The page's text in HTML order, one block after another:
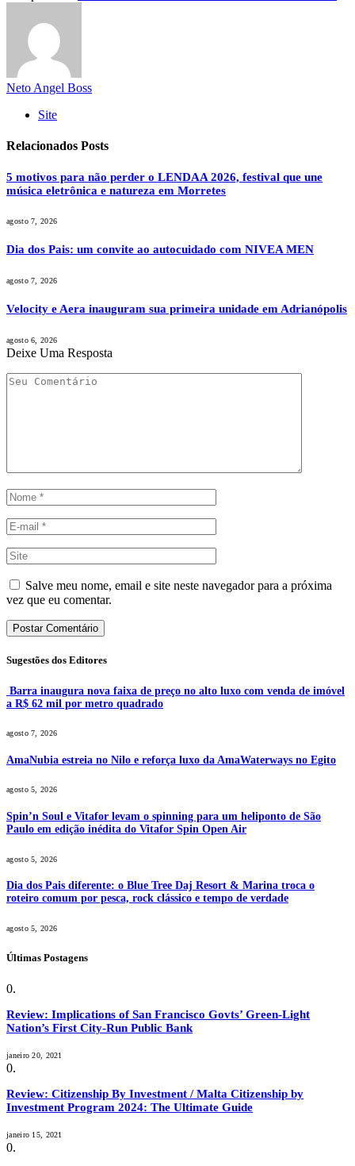
Neto Angel Boss
Site
Relacionados Posts
5 motivos para não perder o LENDAA 2026, festival que une
música eletrônica e natureza em Morretes
agosto 7, 2026
Dia dos Pais: um convite ao autocuidado com NIVEA MEN
agosto 7, 2026
Velocity e Aera inauguram sua primeira unidade em Adrianópolis
agosto 6, 2026
Deixe Uma Resposta
Salve meu nome, email e site neste navegador para a próxima
vez que eu comentar.
Sugestões dos Editores
Barra inaugura nova faixa de preço no alto luxo com venda de imóvel
a R$ 62 mil por metro quadrado
agosto 7, 2026
AmaNubia estreia no Nilo e reforça luxo da AmaWaterways no Egito
agosto 5, 2026
Spin’n Soul e Vitafor levam o spinning para um heliponto de São
Paulo em edição inédita do Vitafor Spin Open Air
agosto 5, 2026
Dia dos Pais diferente: o Blue Tree Daj Resort & Marina troca o
roteiro comum por pesca, rock clássico e tempo de verdade
agosto 5, 2026
Últimas Postagens
Review: Implications of San Francisco Govts’ Green-Light
Nation’s First City-Run Public Bank
janeiro 20, 2021
Review: Citizenship By Investment / Malta Citizenship by
Investment Program 2024: The Ultimate Guide
janeiro 15, 2021